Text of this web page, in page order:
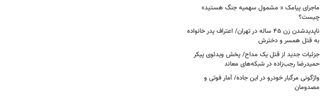
ماجرای پیامک « مشمول سهمیه جنگ هستید»
چیست؟
ناپدیدشدن زن ۴۵ ساله در تهران/ اعتراف پدر خانواده
به قتل همسر و دخترش
جزئیات جدید از قتل یک مداح/ پخش ویدئوی پیکر
حمیدرضا رجب‌زاده در شبکه‌های معاند
واژگونی مرگبار خودرو در این جاده/ آمار فوتی و
مصدومان